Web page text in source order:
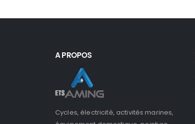
A PROPOS
Cycles, électricité, activités marines,